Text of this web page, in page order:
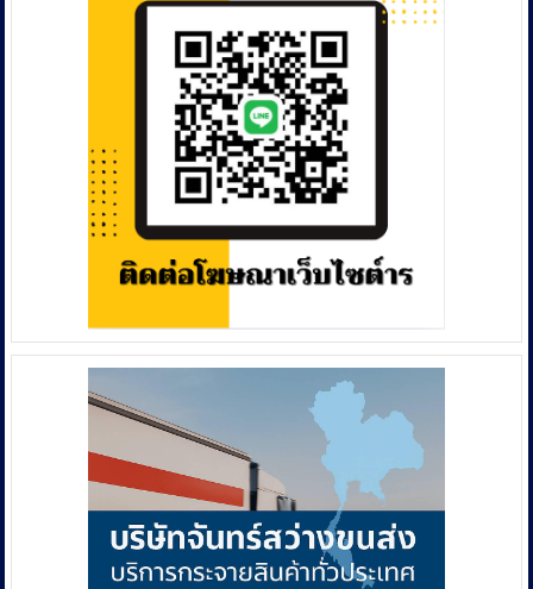
เล่น
หุ้น
สูญ
เงิน
กว่า
21
บาท
อาหาร
ใน
โคก
สูง
แอบ
นำ
หญิง
สาว